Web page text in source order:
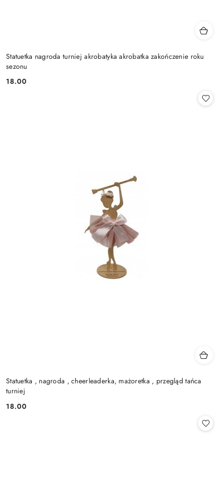
Statuetka nagroda turniej akrobatyka akrobatka zakończenie roku
sezonu
Cena:
18.00
Statuetka , nagroda , cheerleaderka, mażoretka , przegląd tańca
turniej
Cena:
18.00